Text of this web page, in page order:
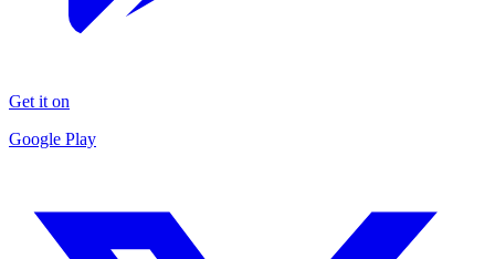
Get it on
Google Play